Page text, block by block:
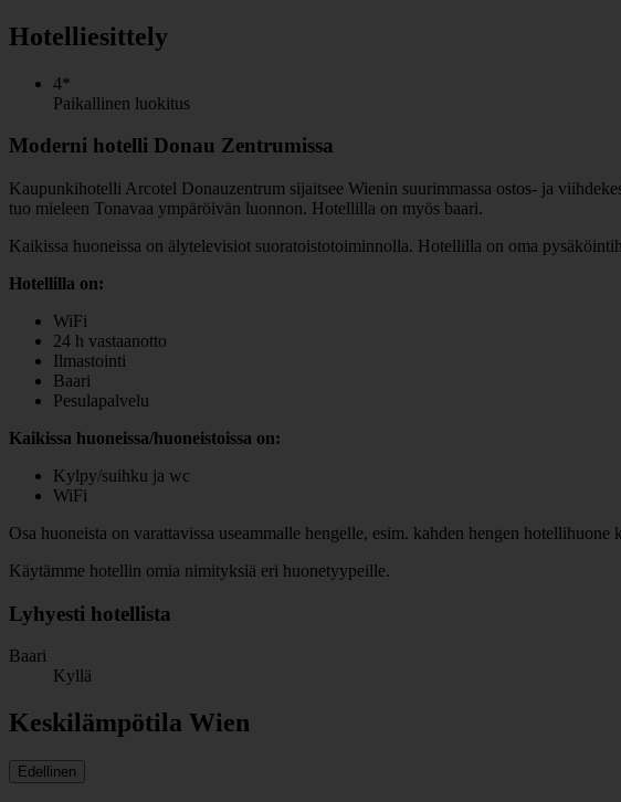
Hotelliesittely
4*
Paikallinen luokitus
Moderni hotelli Donau Zentrumissa
Kaupunkihotelli Arcotel Donauzentrum sijaitsee Wienin suurimmassa ostos- ja
tuo mieleen Tonavaa ympäröivän luonnon. Hotellilla on myös baari.
Kaikissa huoneissa on älytelevisiot suoratoistotoiminnolla. Hotellilla on oma
Hotellilla on:
WiFi
24 h vastaanotto
Ilmastointi
Baari
Pesulapalvelu
Kaikissa huoneissa/huoneistoissa on:
Kylpy/suihku ja wc
WiFi
Osa huoneista on varattavissa useammalle hengelle, esim. kahden hengen
Käytämme hotellin omia nimityksiä eri huonetyypeille.
Lyhyesti hotellista
Baari
Kyllä
Keskilämpötila Wien
Edellinen